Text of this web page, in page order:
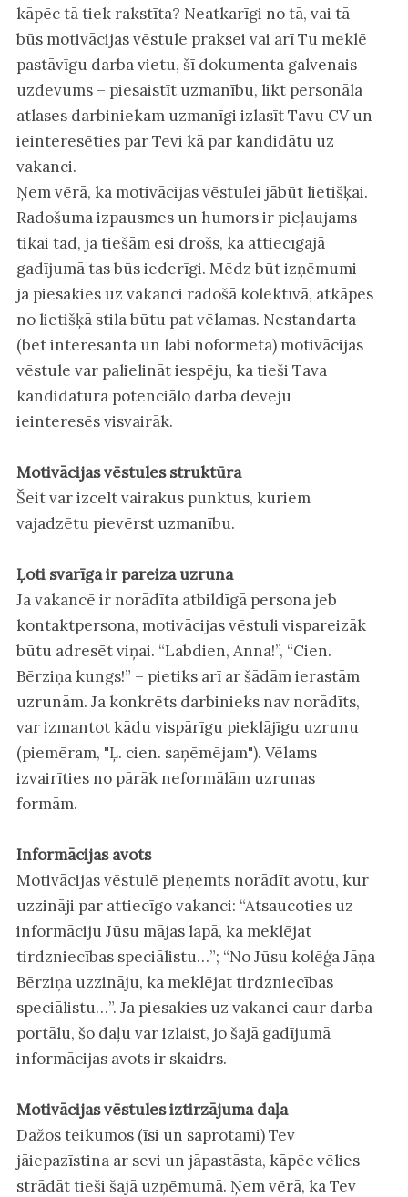
kāpēc tā tiek rakstīta? Neatkarīgi no tā, vai tā
būs motivācijas vēstule praksei vai arī Tu meklē
pastāvīgu darba vietu, šī dokumenta galvenais
uzdevums – piesaistīt uzmanību, likt personāla
atlases darbiniekam uzmanīgi izlasīt Tavu CV un
ieinteresēties par Tevi kā par kandidātu uz
vakanci.
Ņem vērā, ka motivācijas vēstulei jābūt lietišķai.
Radošuma izpausmes un humors ir pieļaujams
tikai tad, ja tiešām esi drošs, ka attiecīgajā
gadījumā tas būs iederīgi. Mēdz būt izņēmumi -
ja piesakies uz vakanci radošā kolektīvā, atkāpes
no lietišķā stila būtu pat vēlamas. Nestandarta
(bet interesanta un labi noformēta) motivācijas
vēstule var palielināt iespēju, ka tieši Tava
kandidatūra potenciālo darba devēju
ieinteresēs visvairāk.
Motivācijas vēstules struktūra
Šeit var izcelt vairākus punktus, kuriem
vajadzētu pievērst uzmanību.
Ļoti svarīga ir pareiza uzruna
Ja vakancē ir norādīta atbildīgā persona jeb
kontaktpersona, motivācijas vēstuli vispareizāk
būtu adresēt viņai. “Labdien, Anna!”, “Cien.
Bērziņa kungs!” – pietiks arī ar šādām ierastām
uzrunām. Ja konkrēts darbinieks nav norādīts,
var izmantot kādu vispārīgu pieklājīgu uzrunu
(piemēram, "Ļ. cien. saņēmējam"). Vēlams
izvairīties no pārāk neformālām uzrunas
formām.
Informācijas avots
Motivācijas vēstulē pieņemts norādīt avotu, kur
uzzināji par attiecīgo vakanci: “Atsaucoties uz
informāciju Jūsu mājas lapā, ka meklējat
tirdzniecības speciālistu…”; “No Jūsu kolēģa Jāņa
Bērziņa uzzināju, ka meklējat tirdzniecības
speciālistu…”. Ja piesakies uz vakanci caur darba
portālu, šo daļu var izlaist, jo šajā gadījumā
informācijas avots ir skaidrs.
Motivācijas vēstules iztirzājuma daļa
Dažos teikumos (īsi un saprotami) Tev
jāiepazīstina ar sevi un jāpastāsta, kāpēc vēlies
strādāt tieši šajā uzņēmumā. Ņem vērā, ka Tev